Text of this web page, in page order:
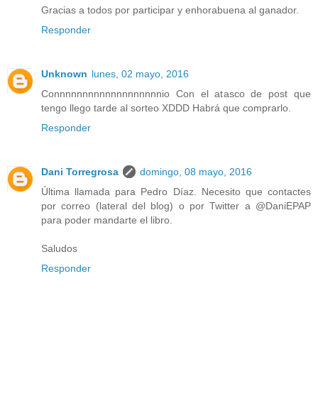
Gracias a todos por participar y enhorabuena al ganador.
Responder
Unknown lunes, 02 mayo, 2016
Connnnnnnnnnnnnnnnnnnio Con el atasco de post que
tengo llego tarde al sorteo XDDD Habrá que comprarlo.
Responder
Dani Torregrosa
domingo, 08 mayo, 2016
Última llamada para Pedro Díaz. Necesito que contactes
por correo (lateral del blog) o por Twitter a @DaniEPAP
para poder mandarte el libro.
Saludos
Responder